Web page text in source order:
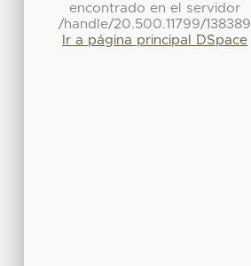
encontrado en el servidor
/handle/20.500.11799/138389
Ir a página principal DSpace